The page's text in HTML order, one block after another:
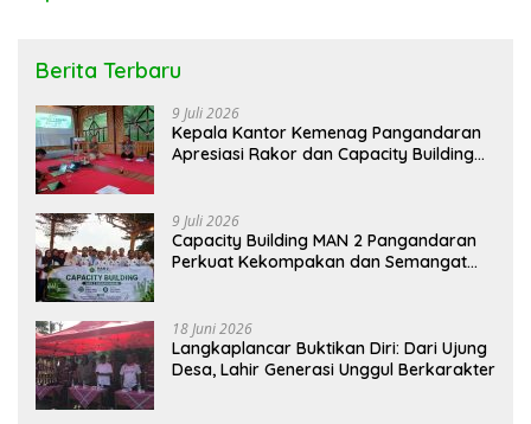
Berita Terbaru
9 Juli 2026
Kepala Kantor Kemenag Pangandaran
Apresiasi Rakor dan Capacity Building
9 Juli 2026
Capacity Building MAN 2 Pangandaran
Perkuat Kekompakan dan Semangat
18 Juni 2026
Langkaplancar Buktikan Diri: Dari Ujung
Desa, Lahir Generasi Unggul Berkarakter